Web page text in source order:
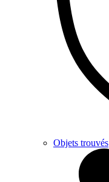
Objets trouvés